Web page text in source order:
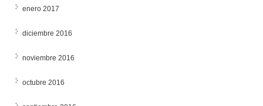
enero 2017
diciembre 2016
noviembre 2016
octubre 2016